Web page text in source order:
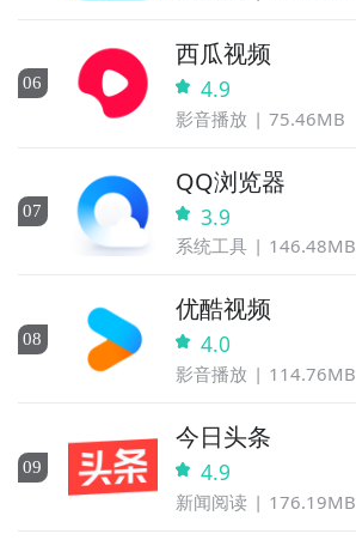
06
西瓜视频
4.9
影音播放 75.46MB
07
QQ浏览器
3.9
系统工具 146.48MB
08
优酷视频
4.0
影音播放 114.76MB
09
今日头条
4.9
新闻阅读 176.19MB